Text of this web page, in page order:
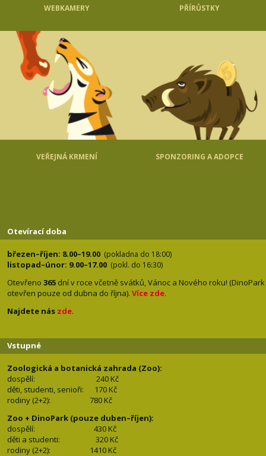
WEBKAMERY PŘÍRŮSTKY
VEŘEJNÁ KRMENÍ SPONZORING A ADOPCE
Otevírací doba
březen–říjen: 8.00–19.00 (pokladna do 18:00)
listopad–únor: 9.00–17.00 (pokl. do 16:30)
Otevřeno 365 dní v roce včetně svátků, Vánoc a Nového roku! (DinoPark
otevřen pouze od dubna do října). Více zde.
Najdete nás zde.
Vstupné
Zoologická a botanická zahrada (Zoo):
dospělí:
240 Kč
děti, studenti, senioři: 170 Kč
rodiny (2+2): 780 Kč
Zoo + DinoPark (pouze duben–říjen):
dospělí: 430 Kč
děti a studenti: 320 Kč
rodiny (2+2): 1410 Kč